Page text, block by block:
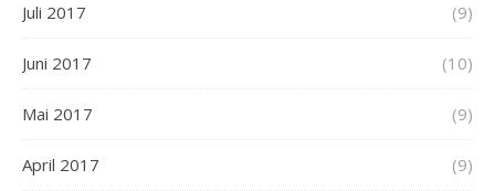
Juli 2017 (9)
Juni 2017 (10)
Mai 2017 (9)
April 2017 (9)